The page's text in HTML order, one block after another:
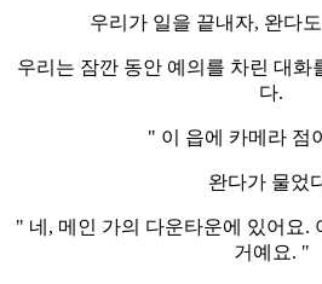
우리가 일을 끝내자, 완다
우리는 잠깐 동안 예의를 차린 대화
다.
" 이 읍에 카메라 점
완다가 물었
" 네, 메인 가의 다운타운에 있어요.
거예요. "